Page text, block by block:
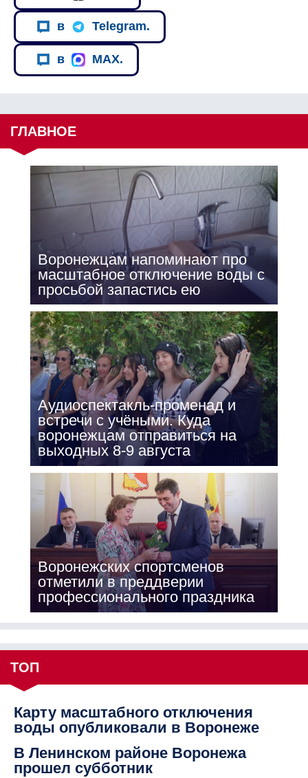
в Telegram.
в MAX.
ГЛАВНОЕ
Воронежцам напоминают про
масштабное отключение воды с
просьбой запастись ею
Аудиоспектакль-променад и
встречи с учёными. Куда
воронежцам отправиться на
выходных 8-9 августа
Воронежских спортсменов
отметили в преддверии
профессионального праздника
ТОП
Карту масштабного отключения
воды опубликовали в Воронеже
В Ленинском районе Воронежа
прошел субботник